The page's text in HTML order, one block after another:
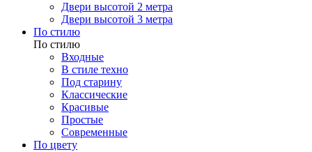
Двери высотой 2 метра
Двери высотой 3 метра
По стилю
По стилю
Входные
В стиле техно
Под старину
Классические
Красивые
Простые
Современные
По цвету